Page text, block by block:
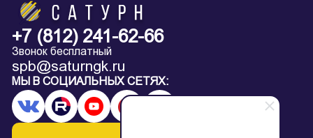
+7 (812) 241-62-66
Звонок бесплатный
spb@saturngk.ru
МЫ В СОЦИАЛЬНЫХ СЕТЯХ: